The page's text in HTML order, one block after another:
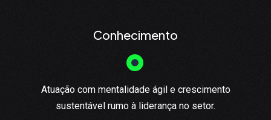
Conhecimento
Atuação com mentalidade ágil e crescimento
sustentável rumo à liderança no setor.